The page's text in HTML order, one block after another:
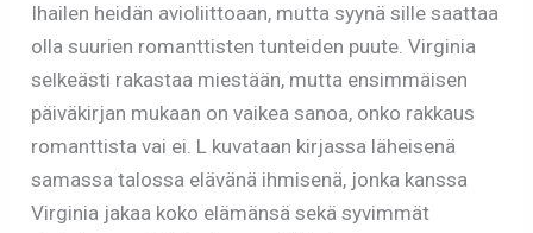
Ihailen heidän avioliittoaan, mutta syynä sille saattaa
olla suurien romanttisten tunteiden puute. Virginia
selkeästi rakastaa miestään, mutta ensimmäisen
päiväkirjan mukaan on vaikea sanoa, onko rakkaus
romanttista vai ei. L kuvataan kirjassa läheisenä
samassa talossa elävänä ihmisenä, jonka kanssa
Virginia jakaa koko elämänsä sekä syvimmät